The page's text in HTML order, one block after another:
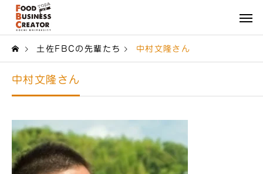
土佐FBCの先輩たち 中村文隆さん
中村文隆さん